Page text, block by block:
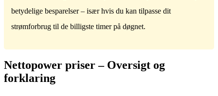
betydelige besparelser – især hvis du kan tilpasse dit
strømforbrug til de billigste timer på døgnet.
Nettopower priser – Oversigt og
forklaring